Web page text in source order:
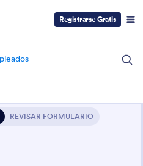
Registrarse Gratis
REVISAR FORMULARIO